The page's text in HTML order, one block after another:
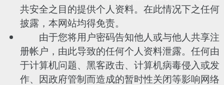
共安全之目的提供个人资料。在此情况下之任何
披露，本网站均得免责。
由于您将用户密码告知他人或与他人共享注
册帐户，由此导致的任何个人资料泄露。任何由
于计算机问题、黑客政击、计算机病毒侵入或发
作、因政府管制而造成的暂时性关闭等影响网络